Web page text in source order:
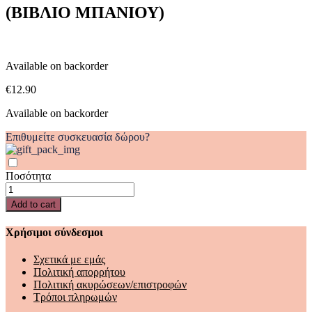
(ΒΙΒΛΙΟ
ΜΠΑΝΙΟΥ)
(ΒΙΒΛΙΟ ΜΠΑΝΙΟΥ)
Available on backorder
€12.90
Available on backorder
Επιθυμείτε συσκευασία δώρου?
Ποσότητα
Ο
ΝΙΚΟΣ
ΤΑΞΙΔΕΥΕΙ
ΣΤΗ
ΘΑΛΑΣΣΑ
ΜΠΑΝΙΟΥ)
quantity
Add to cart
Χρήσιμοι σύνδεσμοι
Σχετικά με εμάς
Πολιτική απορρήτου
Πολιτική ακυρώσεων/επιστροφών
Τρόποι πληρωμών